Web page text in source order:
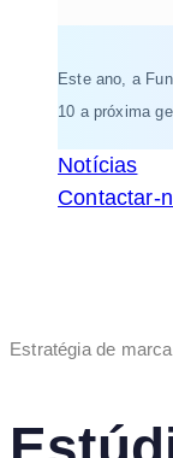
Este ano, a
10 a próxima
Notícias
Contactar-
Estratégia de marca